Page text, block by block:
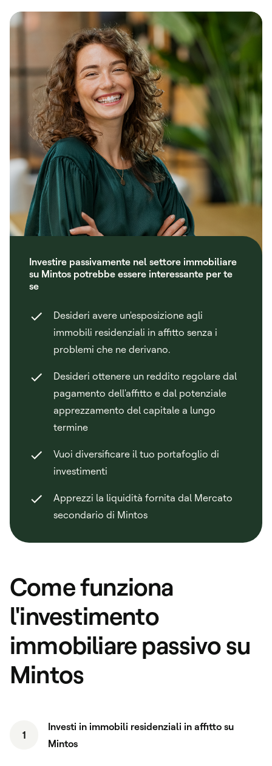
Investire passivamente nel settore immobiliare
su Mintos potrebbe essere interessante per te
se
Desideri avere un'esposizione agli
immobili residenziali in affitto senza i
problemi che ne derivano.
Desideri ottenere un reddito regolare dal
pagamento dell'affitto e dal potenziale
apprezzamento del capitale a lungo
termine
Vuoi diversificare il tuo portafoglio di
investimenti
Apprezzi la liquidità fornita dal Mercato
secondario di Mintos
Come funziona
l'investimento
immobiliare passivo su
Mintos
1
Investi in immobili residenziali in affitto su
Mintos